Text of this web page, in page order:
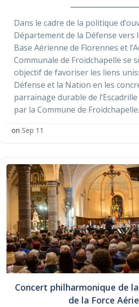
Dans le cadre de la politique
Département de la Défense vers
Base Aérienne de Florennes et
Communale de Froidchapelle se
objectif de favoriser les liens
Défense et la Nation en les
parrainage durable de
par la Commune de Froidchapelle.
on Sep 11
Concert philharmonique de
de la Force